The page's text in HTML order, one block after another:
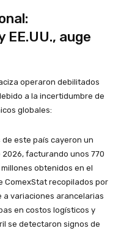
auge
operaron debilitados
a la incertidumbre de
globales:
este país cayeron un
facturando unos 770
obtenidos en el
ComexStat recopilados por
a variaciones arancelarias
en costos logísticos y
se detectaron signos de